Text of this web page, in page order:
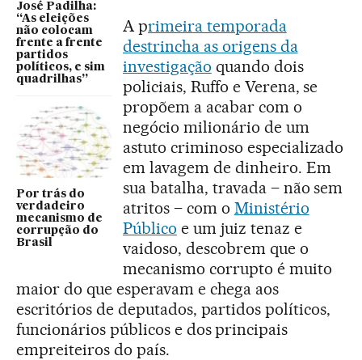
José Padilha:
“As eleições
não colocam
frente a frente
partidos
políticos, e sim
quadrilhas”
Por trás do
verdadeiro
mecanismo de
corrupção do
Brasil
A primeira temporada
destrincha as origens da
investigação quando dois
policiais, Ruffo e Verena, se
propõem a acabar com o
negócio milionário de um
astuto criminoso especializado
em lavagem de dinheiro. Em
sua batalha, travada – não sem
atritos – com o Ministério
Público e um juiz tenaz e
vaidoso, descobrem que o
mecanismo corrupto é muito
maior do que esperavam e chega aos
escritórios de deputados, partidos políticos,
funcionários públicos e dos principais
empreiteiros do país.